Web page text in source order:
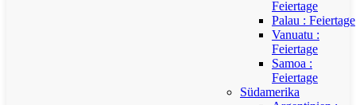
Feiertage
Palau : Feiertage
Vanuatu :
Feiertage
Samoa :
Feiertage
Südamerika